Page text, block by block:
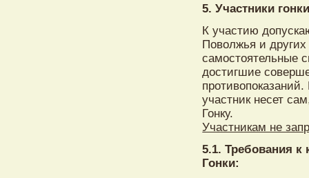
5. Участники
К участию
Поволжья и других
самостоятельные
достигшие
участник несет
Гонку.
Участникам не
5.1. Требования к
Гонки: